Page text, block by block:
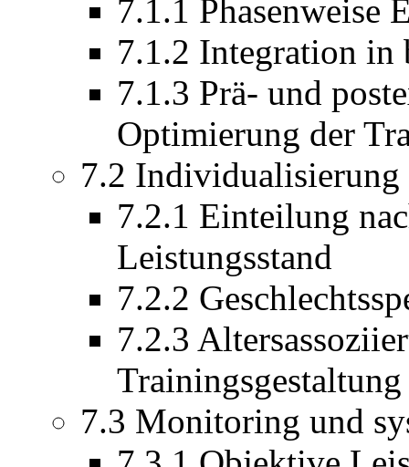
7.1.1 Phasenweise
7.1.2 Integration in
7.1.3 Prä- und
Optimierung der
7.2 Individualisierung
7.2.1 Einteilung
Leistungsstand
7.2.2
7.2.3
Trainingsgestaltung
7.3 Monitoring und